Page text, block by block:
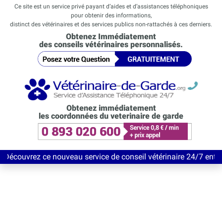
Ce site est un service privé payant d’aides et d’assistances téléphoniques
pour obtenir des informations,
distinct des vétérinaires et des services publics non-rattachés à ces derniers.
Obtenez Immédiatement
des conseils vétérinaires personnalisés.
Obtenez immédiatement
les coordonnées du veterinaire de garde
ce nouveau service de conseil vétérinaire 24/7 entièrement